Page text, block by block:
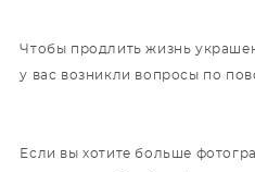
Чтобы продлить жизнь
у вас возникли вопросы по
Если вы хотите больше